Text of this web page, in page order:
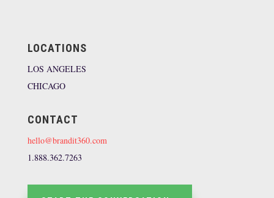
LOCATIONS
LOS ANGELES
CHICAGO
CONTACT
hello@brandit360.com
1.888.362.7263